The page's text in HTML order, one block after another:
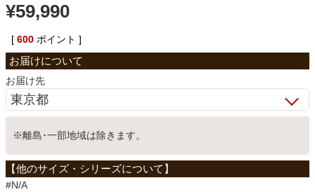
収納家具
¥59,990
[ 600 ポイント ]
お届け先
※離島･一部地域は除きます。
#N/A